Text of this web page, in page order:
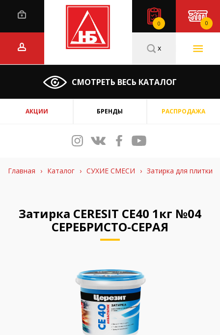
0 0
СМОТРЕТЬ ВЕСЬ КАТАЛОГ
x
АКЦИИ БРЕНДЫ РАСПРОДАЖА
Главная › Каталог › СУХИЕ СМЕСИ › Затирка для плитки
Затирка CERESIT CE40 1кг №04
СЕРЕБРИСТО-СЕРАЯ